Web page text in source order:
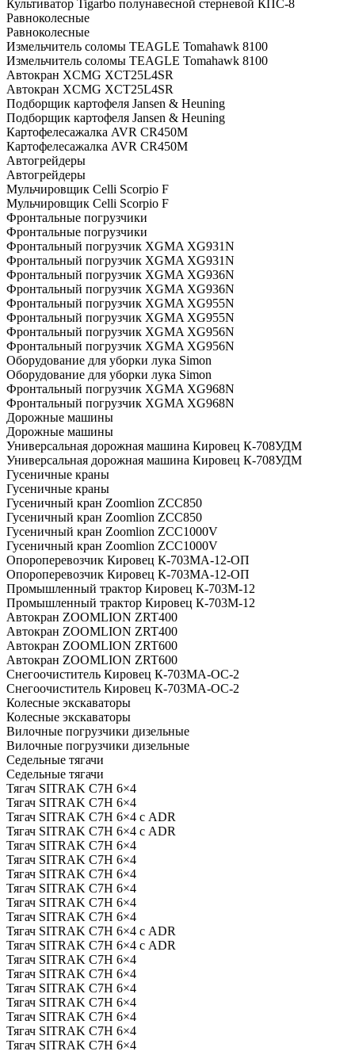
Культиватор Tigarbo полунавесной стерневой КПС-8
Равноколесные
Равноколесные
Измельчитель соломы TEAGLE Tomahawk 8100
Измельчитель соломы TEAGLE Tomahawk 8100
Автокран XCMG XCT25L4SR
Автокран XCMG XCT25L4SR
Подборщик картофеля Jansen & Heuning
Подборщик картофеля Jansen & Heuning
Картофелесажалка AVR CR450M
Картофелесажалка AVR CR450M
Автогрейдеры
Автогрейдеры
Мульчировщик Celli Scorpio F
Мульчировщик Celli Scorpio F
Фронтальные погрузчики
Фронтальные погрузчики
Фронтальный погрузчик XGMA XG931N
Фронтальный погрузчик XGMA XG931N
Фронтальный погрузчик XGMA XG936N
Фронтальный погрузчик XGMA XG936N
Фронтальный погрузчик XGMA XG955N
Фронтальный погрузчик XGMA XG955N
Фронтальный погрузчик XGMA XG956N
Фронтальный погрузчик XGMA XG956N
Оборудование для уборки лука Simon
Оборудование для уборки лука Simon
Фронтальный погрузчик XGMA XG968N
Фронтальный погрузчик XGMA XG968N
Дорожные машины
Дорожные машины
Универсальная дорожная машина Кировец К-708УДМ
Универсальная дорожная машина Кировец К-708УДМ
Гусеничные краны
Гусеничные краны
Гусеничный кран Zoomlion ZCC850
Гусеничный кран Zoomlion ZCC850
Гусеничный кран Zoomlion ZCC1000V
Гусеничный кран Zoomlion ZCC1000V
Опороперевозчик Кировец К-703МА-12-ОП
Опороперевозчик Кировец К-703МА-12-ОП
Промышленный трактор Кировец К-703М-12
Промышленный трактор Кировец К-703М-12
Автокран ZOOMLION ZRT400
Автокран ZOOMLION ZRT400
Автокран ZOOMLION ZRT600
Автокран ZOOMLION ZRT600
Снегоочиститель Кировец К-703МА-ОС-2
Снегоочиститель Кировец К-703МА-ОС-2
Колесные экскаваторы
Колесные экскаваторы
Вилочные погрузчики дизельные
Вилочные погрузчики дизельные
Седельные тягачи
Седельные тягачи
Тягач SITRAK C7H 6×4
Тягач SITRAK C7H 6×4
Тягач SITRAK C7H 6×4 с ADR
Тягач SITRAK C7H 6×4 с ADR
Тягач SITRAK C7H 6×4
Тягач SITRAK C7H 6×4
Тягач SITRAK C7H 6×4
Тягач SITRAK C7H 6×4
Тягач SITRAK C7H 6×4
Тягач SITRAK C7H 6×4
Тягач SITRAK C7H 6×4 с ADR
Тягач SITRAK C7H 6×4 с ADR
Тягач SITRAK C7H 6×4
Тягач SITRAK C7H 6×4
Тягач SITRAK C7H 6×4
Тягач SITRAK C7H 6×4
Тягач SITRAK C7H 6×4
Тягач SITRAK C7H 6×4
Тягач SITRAK C7H 6×4